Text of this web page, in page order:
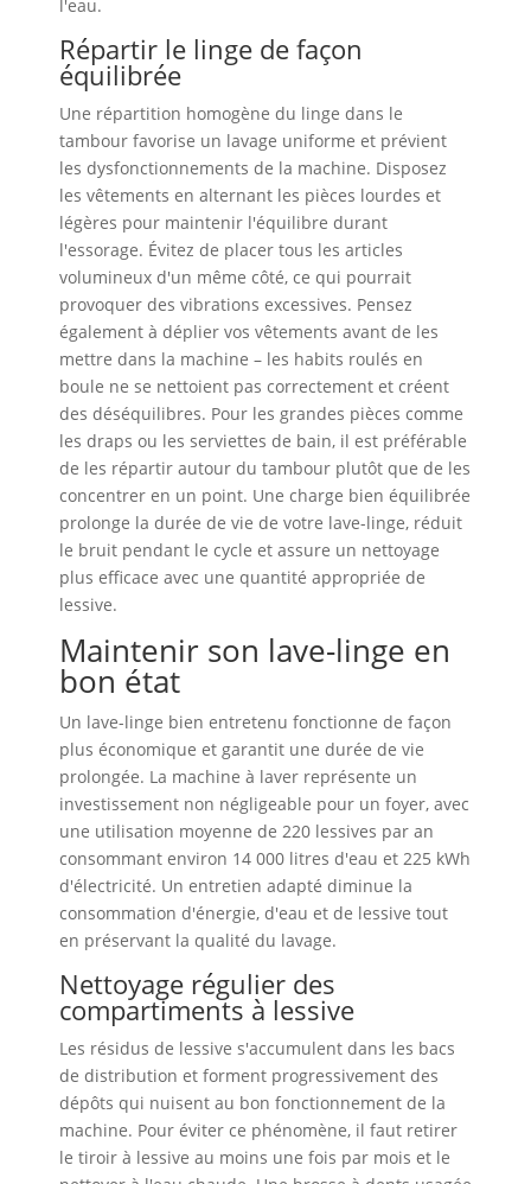
l'eau.
Répartir le linge de façon
équilibrée
Une répartition homogène du linge dans le
tambour favorise un lavage uniforme et prévient
les dysfonctionnements de la machine. Disposez
les vêtements en alternant les pièces lourdes et
légères pour maintenir l'équilibre durant
l'essorage. Évitez de placer tous les articles
volumineux d'un même côté, ce qui pourrait
provoquer des vibrations excessives. Pensez
également à déplier vos vêtements avant de les
mettre dans la machine – les habits roulés en
boule ne se nettoient pas correctement et créent
des déséquilibres. Pour les grandes pièces comme
les draps ou les serviettes de bain, il est préférable
de les répartir autour du tambour plutôt que de les
concentrer en un point. Une charge bien équilibrée
prolonge la durée de vie de votre lave-linge, réduit
le bruit pendant le cycle et assure un nettoyage
plus efficace avec une quantité appropriée de
lessive.
Maintenir son lave-linge en
bon état
Un lave-linge bien entretenu fonctionne de façon
plus économique et garantit une durée de vie
prolongée. La machine à laver représente un
investissement non négligeable pour un foyer, avec
une utilisation moyenne de 220 lessives par an
consommant environ 14 000 litres d'eau et 225 kWh
d'électricité. Un entretien adapté diminue la
consommation d'énergie, d'eau et de lessive tout
en préservant la qualité du lavage.
Nettoyage régulier des
compartiments à lessive
Les résidus de lessive s'accumulent dans les bacs
de distribution et forment progressivement des
dépôts qui nuisent au bon fonctionnement de la
machine. Pour éviter ce phénomène, il faut retirer
le tiroir à lessive au moins une fois par mois et le